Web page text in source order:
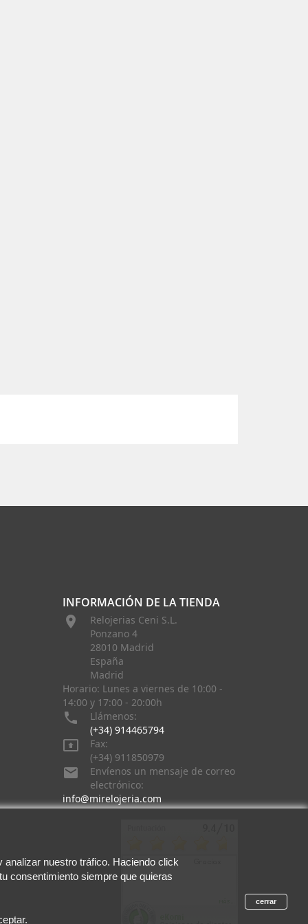
INFORMACIÓN DE LA TIENDA

Relojerias Ceni S.L.
Ponzano 4
28010 Madrid
España
Madrid
Horario: Lunes a viernes de 10:00 -
14:00 y 17:00 - 20:00h

Llámenos:
(+34) 914465794

Fax:
(+34) 911850979

Envíenos un mensaje de correo
electrónico:
info@mirelojeria.com
nuestro tráfico. Haciendo click
consentimiento siempre que quieras
cerrar